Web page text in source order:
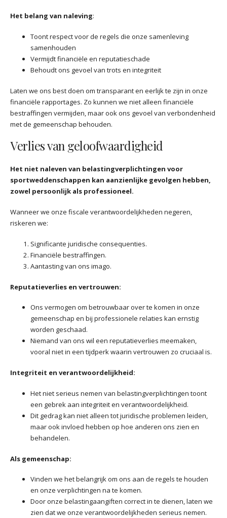
Het belang van naleving:
Toont respect voor de regels die onze samenleving
samenhouden
Vermijdt financiële en reputatieschade
Behoudt ons gevoel van trots en integriteit
Laten we ons best doen om transparant en eerlijk te zijn in onze
financiële rapportages. Zo kunnen we niet alleen financiële
bestraffingen vermijden, maar ook ons gevoel van verbondenheid
met de gemeenschap behouden.
Verlies van geloofwaardigheid
Het niet naleven van belastingverplichtingen voor
sportweddenschappen kan aanzienlijke gevolgen hebben,
zowel persoonlijk als professioneel.
Wanneer we onze fiscale verantwoordelijkheden negeren,
riskeren we:
Significante juridische consequenties.
Financiële bestraffingen.
Aantasting van ons imago.
Reputatieverlies en vertrouwen:
Ons vermogen om betrouwbaar over te komen in onze
gemeenschap en bij professionele relaties kan ernstig
worden geschaad.
Niemand van ons wil een reputatieverlies meemaken,
vooral niet in een tijdperk waarin vertrouwen zo cruciaal is.
Integriteit en verantwoordelijkheid:
Het niet serieus nemen van belastingverplichtingen toont
een gebrek aan integriteit en verantwoordelijkheid.
Dit gedrag kan niet alleen tot juridische problemen leiden,
maar ook invloed hebben op hoe anderen ons zien en
behandelen.
Als gemeenschap:
Vinden we het belangrijk om ons aan de regels te houden
en onze verplichtingen na te komen.
Door onze belastingaangiften correct in te dienen, laten we
zien dat we onze verantwoordelijkheden serieus nemen.